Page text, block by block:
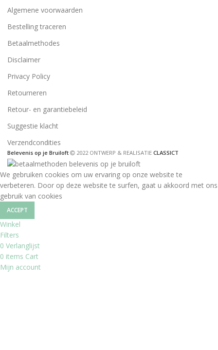
Algemene voorwaarden
Bestelling traceren
Betaalmethodes
Disclaimer
Privacy Policy
Retourneren
Retour- en garantiebeleid
Suggestie klacht
Verzendcondities
Belevenis op je Bruiloft 2022 ONTWERP & REALISATIE CLASSICT
We gebruiken cookies om uw ervaring op onze website te
verbeteren. Door op deze website te surfen, gaat u akkoord met ons
gebruik van cookies
ACCEPT
Winkel
Filters
0 Verlanglijst
0 items Cart
Mijn account